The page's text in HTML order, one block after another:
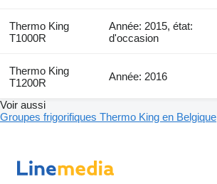
Thermo King
T1000R
Année: 2015, état:
d'occasion
Thermo King
T1200R
Année: 2016
Voir aussi
Groupes frigorifiques Thermo King en Belgique